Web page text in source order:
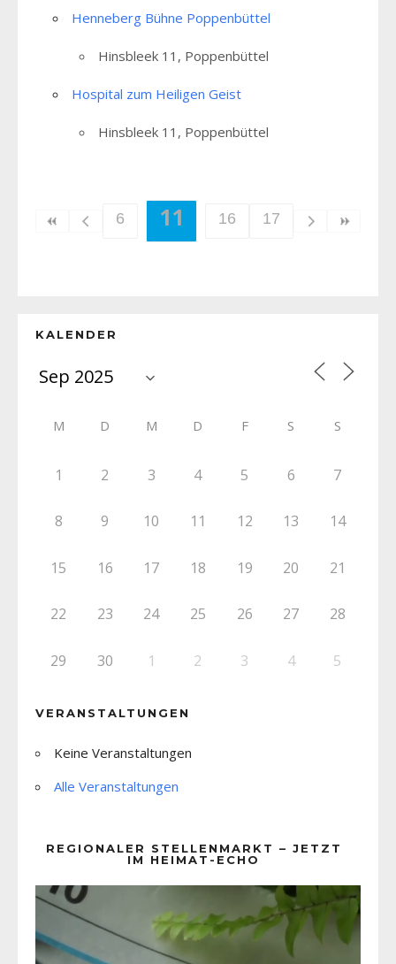
Henneberg Bühne Poppenbüttel
Hinsbleek 11, Poppenbüttel
Hospital zum Heiligen Geist
Hinsbleek 11, Poppenbüttel
6 11 16 17
KALENDER
M D M D F S S
1 2 3 4 5 6 7
8 9 10 11 12 13 14
15 16 17 18 19 20 21
22 23 24 25 26 27 28
29 30 1 2 3 4 5
VERANSTALTUNGEN
Keine Veranstaltungen
Alle Veranstaltungen
REGIONALER STELLENMARKT – JETZT
IM HEIMAT-ECHO
Player